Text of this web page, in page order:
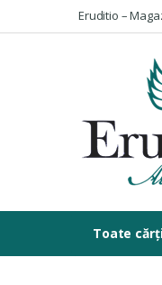
to
to
Eruditio –
Toate